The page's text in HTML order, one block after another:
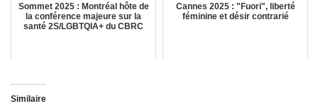
Sommet 2025 : Montréal hôte de
la conférence majeure sur la
santé 2S/LGBTQIA+ du CBRC
Cannes 2025 : "Fuori", liberté
féminine et désir contrarié
Similaire